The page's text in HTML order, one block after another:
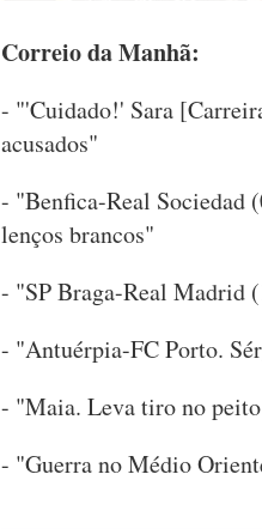
Correio da Manhã:
- "'Cuidado!' Sara
acusados"
- "Benfica-Real Sociedad
lenços brancos"
- "SP Braga-Real Madrid
- "Antuérpia-FC Porto.
- "Maia. Leva tiro no
- "Guerra no Médio